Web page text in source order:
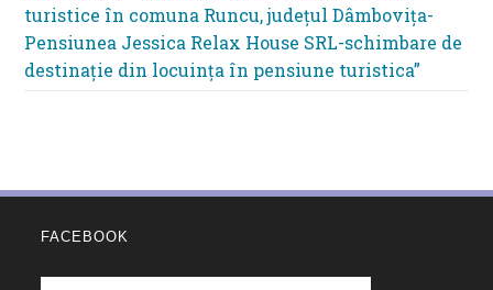
turistice în comuna Runcu, județul Dâmbovița-
Pensiunea Jessica Relax House SRL-schimbare de
destinație din locuința în pensiune turistica”
FACEBOOK